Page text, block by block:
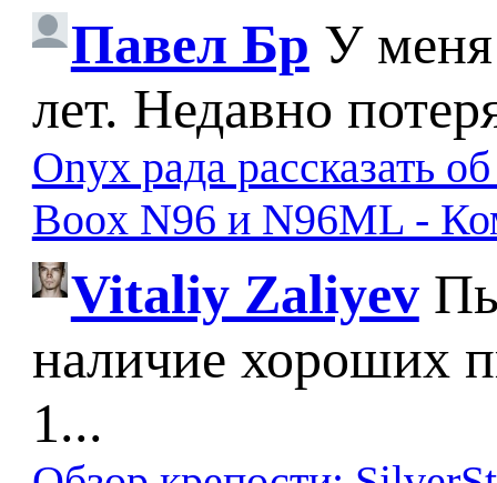
Павел Бр У меня
лет. Недавно
Onyx рада рассказать
Boox N96 и N96ML -
Vitaliy Zaliyev
наличие хороших
1...